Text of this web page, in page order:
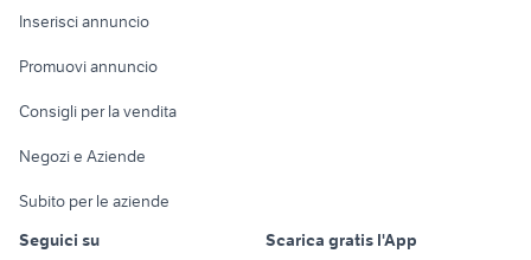
Console e
Fotografia
Telefonia
Inserisci annuncio
Promuovi annuncio
Consigli per la vendita
Negozi e Aziende
Subito per le aziende
Seguici su Scarica gratis l'App